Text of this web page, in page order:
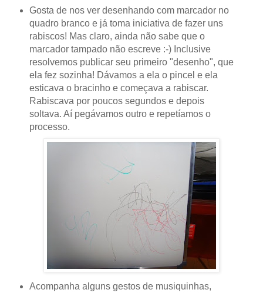
Gosta de nos ver desenhando com marcador no
quadro branco e já toma iniciativa de fazer uns
rabiscos! Mas claro, ainda não sabe que o
marcador tampado não escreve :-) Inclusive
resolvemos publicar seu primeiro "desenho", que
ela fez sozinha! Dávamos a ela o pincel e ela
esticava o bracinho e começava a rabiscar.
Rabiscava por poucos segundos e depois
soltava. Aí pegávamos outro e repetíamos o
processo.
Acompanha alguns gestos de musiquinhas,